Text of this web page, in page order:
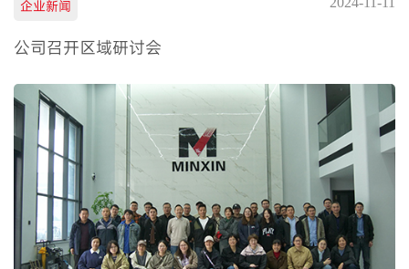
企业新闻
公司召开区域研讨会